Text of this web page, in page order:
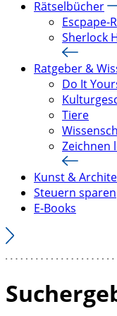
Rätselbücher
Escpape-
Sherlock
Ratgeber &
Do It
Tiere
Zeichnen
Kunst &
Steuern sparen
E-Books